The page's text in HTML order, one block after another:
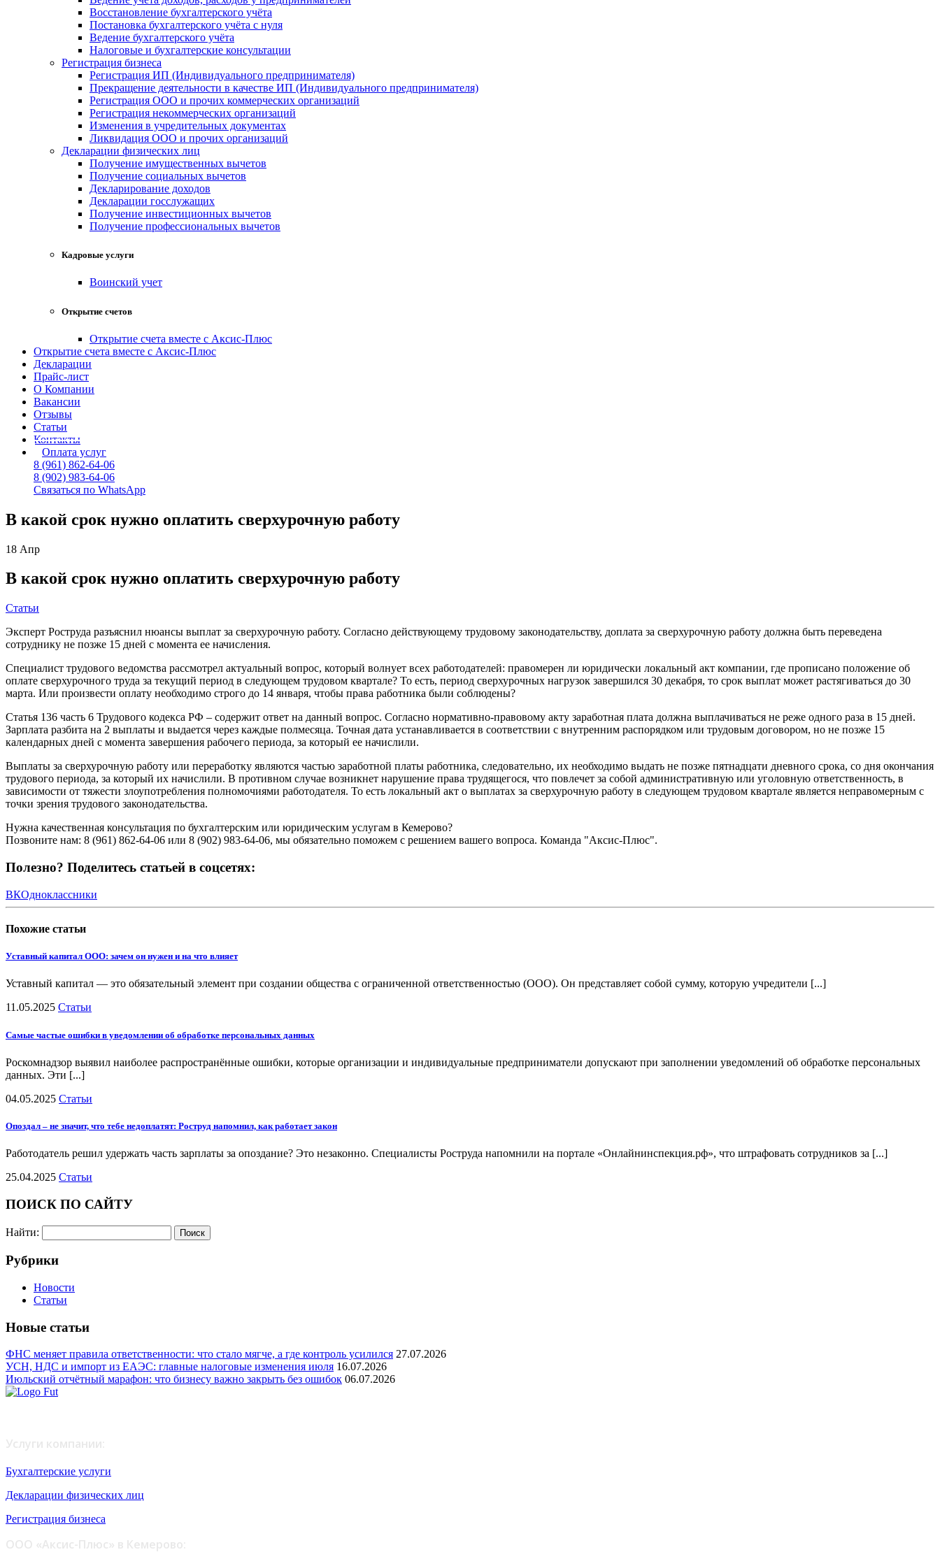
Восстановление бухгалтерского учёта
Постановка бухгалтерского учёта с нуля
Ведение бухгалтерского учёта
Налоговые и бухгалтерские консультации
Регистрация бизнеса
Регистрация ИП (Индивидуального предпринимателя)
Прекращение деятельности в качестве ИП (Индивидуального предпринимателя)
Регистрация ООО и прочих коммерческих организаций
Регистрация некоммерческих организаций
Изменения в учредительных документах
Ликвидация ООО и прочих организаций
Декларации физических лиц
Получение имущественных вычетов
Получение социальных вычетов
Декларирование доходов
Декларации госслужащих
Получение инвестиционных вычетов
Получение профессиональных вычетов
Кадровые услуги
Воинский учет
Открытие счетов
Открытие счета вместе с Аксис-Плюс
Открытие счета вместе с Аксис-Плюс
Декларации
Прайс-лист
О Компании
Вакансии
Отзывы
Статьи
Контакты
Оплата услуг
8 (961) 862-64-06
8 (902) 983-64-06
Связаться по WhatsApp
В какой срок нужно оплатить сверхурочную работу
18 Апр
В какой срок нужно оплатить сверхурочную работу
Статьи
Эксперт Роструда разъяснил нюансы выплат за сверхурочную работу. Согласно действующему трудовому законодательству, доплата за сверхурочную работу должна быть переведена
сотруднику не позже 15 дней с момента ее начисления.
Специалист трудового ведомства рассмотрел актуальный вопрос, который волнует всех работодателей: правомерен ли юридически локальный акт компании, где прописано положение об
оплате сверхурочного труда за текущий период в следующем трудовом квартале? То есть, период сверхурочных нагрузок завершился 30 декабря, то срок выплат может растягиваться до 30
марта. Или произвести оплату необходимо строго до 14 января, чтобы права работника были соблюдены?
Статья 136 часть 6 Трудового кодекса РФ – содержит ответ на данный вопрос. Согласно нормативно-правовому акту заработная плата должна выплачиваться не реже одного раза в 15 дней.
Зарплата разбита на 2 выплаты и выдается через каждые полмесяца. Точная дата устанавливается в соответствии с внутренним распорядком или трудовым договором, но не позже 15
календарных дней с момента завершения рабочего периода, за который ее начислили.
Выплаты за сверхурочную работу или переработку являются частью заработной платы работника, следовательно, их необходимо выдать не позже пятнадцати дневного срока, со дня окончания
трудового периода, за который их начислили. В противном случае возникнет нарушение права трудящегося, что повлечет за собой административную или уголовную ответственность, в
зависимости от тяжести злоупотребления полномочиями работодателя. То есть локальный акт о выплатах за сверхурочную работу в следующем трудовом квартале является неправомерным с
точки зрения трудового законодательства.
Нужна качественная консультация по бухгалтерским или юридическим услугам в Кемерово?
Позвоните нам: 8 (961) 862-64-06 или 8 (902) 983-64-06, мы обязательно поможем с решением вашего вопроса. Команда "Аксис-Плюс".
Полезно? Поделитесь статьей в соцсетях:
ВКОдноклассники
Похожие статьи
Уставный капитал ООО: зачем он нужен и на что влияет
Уставный капитал — это обязательный элемент при создании общества с ограниченной ответственностью (ООО). Он представляет собой сумму, которую учредители [...]
11.05.2025 Статьи
Самые частые ошибки в уведомлении об обработке персональных данных
Роскомнадзор выявил наиболее распространённые ошибки, которые организации и индивидуальные предприниматели допускают при заполнении уведомлений об обработке персональных
данных. Эти [...]
04.05.2025 Статьи
Опоздал – не значит, что тебе недоплатят: Роструд напомнил, как работает закон
Работодатель решил удержать часть зарплаты за опоздание? Это незаконно. Специалисты Роструда напомнили на портале «Онлайнинспекция.рф», что штрафовать сотрудников за [...]
25.04.2025 Статьи
ПОИСК ПО САЙТУ
Найти:
Рубрики
Новости
Статьи
Новые статьи
ФНС меняет правила ответственности: что стало мягче, а где контроль усилился 27.07.2026
УСН, НДС и импорт из ЕАЭС: главные налоговые изменения июля 16.07.2026
Июльский отчётный марафон: что бизнесу важно закрыть без ошибок 06.07.2026
Бухгалтерские услуги
Декларации физических лиц
Регистрация бизнеса